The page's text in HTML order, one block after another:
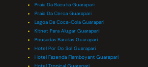
Praia Da Bacutia Guarapari
Praia Da Cerca Guarapari
Lagoa Da Coca-Cola Guarapari
Kitnet Para Alugar Guarapari
Pousadas Baratas Guarapari
Hotel Por Do Sol Guarapari
Hotel Fazenda Flamboyant Guarapari